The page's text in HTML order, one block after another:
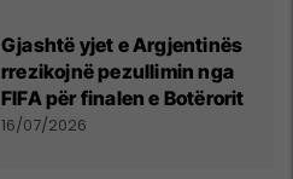
Gjashtë yjet e Argjentinës
rrezikojnë pezullimin nga
FIFA për finalen e Botërorit
16/07/2026